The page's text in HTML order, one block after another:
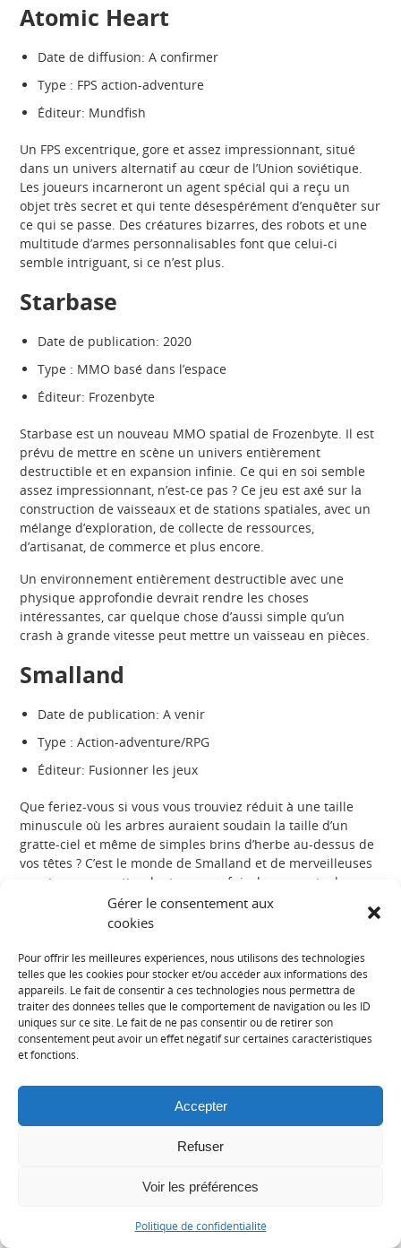
Gérer le consentement aux
cookies
Pour offrir les meilleures expériences, nous utilisons des technologies
telles que les cookies pour stocker et/ou accéder aux informations des
appareils. Le fait de consentir à ces technologies nous permettra de
traiter des données telles que le comportement de navigation ou les ID
uniques sur ce site. Le fait de ne pas consentir ou de retirer son
consentement peut avoir un effet négatif sur certaines caractéristiques
et fonctions.
Accepter
Refuser
Voir les préférences
Politique de confidentialité
Atomic Heart
Date de diffusion: A confirmer
Type : FPS action-adventure
Éditeur: Mundfish
Un FPS excentrique, gore et assez impressionnant, situé
dans un univers alternatif au cœur de l’Union soviétique.
Les joueurs incarneront un agent spécial qui a reçu un
objet très secret et qui tente désespérément d’enquêter sur
ce qui se passe. Des créatures bizarres, des robots et une
multitude d’armes personnalisables font que celui-ci
semble intriguant, si ce n’est plus.
Starbase
Date de publication: 2020
Type : MMO basé dans l’espace
Éditeur: Frozenbyte
Starbase est un nouveau MMO spatial de Frozenbyte. Il est
prévu de mettre en scène un univers entièrement
destructible et en expansion infinie. Ce qui en soi semble
assez impressionnant, n’est-ce pas ? Ce jeu est axé sur la
construction de vaisseaux et de stations spatiales, avec un
mélange d’exploration, de collecte de ressources,
d’artisanat, de commerce et plus encore.
Un environnement entièrement destructible avec une
physique approfondie devrait rendre les choses
intéressantes, car quelque chose d’aussi simple qu’un
crash à grande vitesse peut mettre un vaisseau en pièces.
Smalland
Date de publication: A venir
Type : Action-adventure/RPG
Éditeur: Fusionner les jeux
Que feriez-vous si vous vous trouviez réduit à une taille
minuscule où les arbres auraient soudain la taille d’un
gratte-ciel et même de simples brins d’herbe au-dessus de
vos têtes ? C’est le monde de Smalland et de merveilleuses
aventures vous attendent, comme fuir des paquets de
tarifs, essayer de survivre dans un nouveau monde étrange
et même monter des guêpes comme montures. Ça a l’air
Body of Evidence
Date de publication: Inconnu
Type : Casual Indie
Idiot et macabre, Body of Evidence vous met dans la peau
d’un expert en élimination de cadavres. Devenez Winston
Wolfe – cachez des corps et nettoyez le désordre avant que
de l’humour ironique devraient faire de ce jeu un superbe